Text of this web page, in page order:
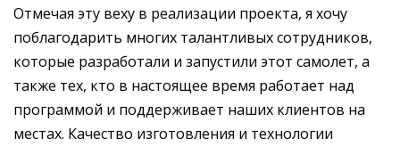
Отмечая эту веху в реализации проекта, я хочу
поблагодарить многих талантливых сотрудников,
которые разработали и запустили этот самолет, а
также тех, кто в настоящее время работает над
программой и поддерживает наших клиентов на
местах. Качество изготовления и технологии